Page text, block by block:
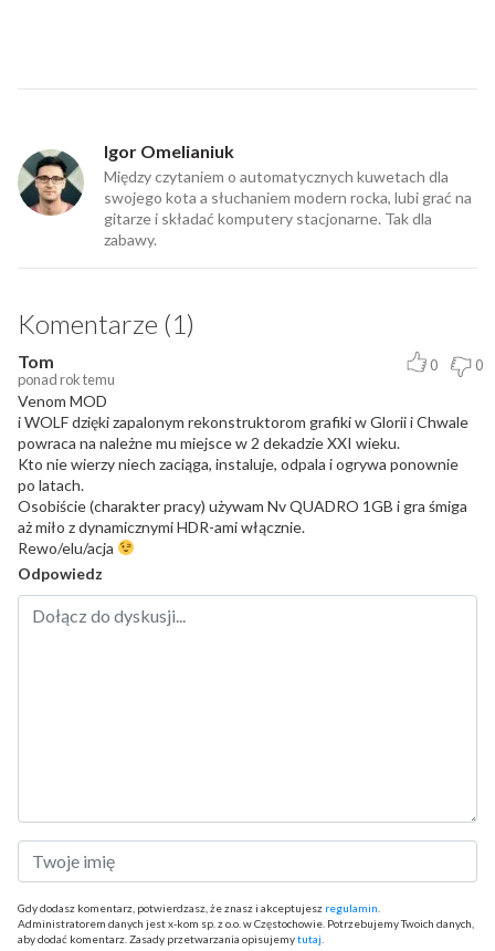
Igor Omelianiuk
Między czytaniem o automatycznych kuwetach dla
swojego kota a słuchaniem modern rocka, lubi grać na
gitarze i składać komputery stacjonarne. Tak dla
zabawy.
Komentarze (1)
Tom
ponad rok temu
0 0
Venom MOD
i WOLF dzięki zapalonym rekonstruktorom grafiki w Glorii i Chwale
powraca na należne mu miejsce w 2 dekadzie XXI wieku.
Kto nie wierzy niech zaciąga, instaluje, odpala i ogrywa ponownie
po latach.
Osobiście (charakter pracy) używam Nv QUADRO 1GB i gra śmiga
aż miło z dynamicznymi HDR-ami włącznie.
Rewo/elu/acja
Odpowiedz
Gdy dodasz komentarz, potwierdzasz, że znasz i akceptujesz regulamin
Administratorem danych jest x-kom sp. z o.o. w Częstochowie. Potrzebujemy Twoich danych,
aby dodać komentarz. Zasady przetwarzania opisujemytutaj